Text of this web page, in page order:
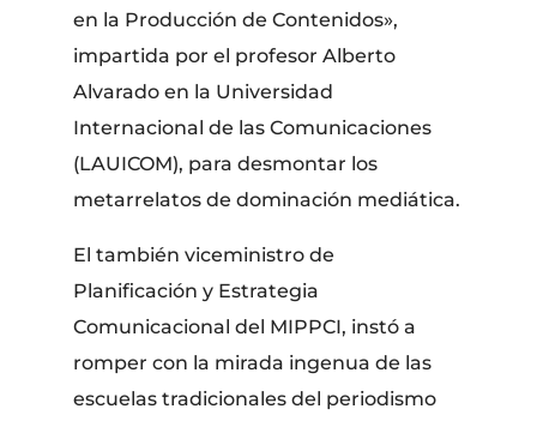
en la Producción de Contenidos»,
impartida por el profesor Alberto
Alvarado en la Universidad
Internacional de las Comunicaciones
(LAUICOM), para desmontar los
metarrelatos de dominación mediática.
​El también viceministro de
Planificación y Estrategia
Comunicacional del MIPPCI, instó a
romper con la mirada ingenua de las
escuelas tradicionales del periodismo